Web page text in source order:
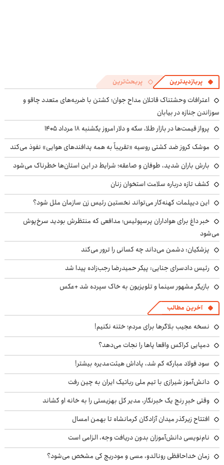
پربازدیدترین پربحث‌ترین
اعترافات وحشتناک قاتلان مداح جوان؛ کشتن با ضربه‌های متعدد چاقو و
سوزاندن جنازه در بیابان
پرواز قیمت‌ها در بازار طلا، سکه و دلار امروز یکشنبه ۱۸ مرداد ۱۴۰۵
موشک کروز ضد کشتی روسیه «تقریباً به همه پدافندهای هوایی» نفوذ می‌کند
بارش باران شدید، طوفان و صاعقه؛ شرایط در این استان‌ها خطرناک می‌شود
کشف تازه درباره سلامت استخوان زنان
این دیپلمات کهنه‌کار می‌تواند نخستین رئیس زن سازمان ملل شود؟
خبر داغ برای هواداران پرسپولیس؛ مدافعی که منتظرش بودید سرخ‌پوش
می‌شود
پزشکیان: دشمن می‌داند چه کسانی را ترور می‌کند
رئیس دادسرای جنایی: پیکر حمیدرضا رجب‌زاده پیدا شد
بازیگر مشهور سینما و تلویزیون به خاک سپرده شد +عکس
آخرین مطالب
نسخه عجیب بلاگرها برای مردم؛ ختنه نکنیم!
دمپایی کراکس واقعا پاها را نجات می‌دهد؟
سود فولاد مبارکه کم شد، پاداش هیئت‌مدیره بیشتر!
دانش‌آموز شیرازی با تیم ملی رباتیک ایران به چین رفت
وقتی خبرِ رنج یک خبرنگار، مدیر کل بهزیستی را به خانه او کشاند
افتتاح زیرگذر میدان آزادگان کرمانشاه تا بهمن امسال
نام‌نویسی دانش‌آموزان بدون دریافت وجه، الزامی است
زمان خداحافظی رونالدو، مسی و مودریچ کی مشخص می‌شود؟